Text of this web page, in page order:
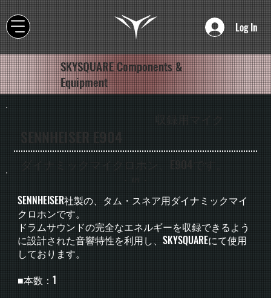
Log In
SKYSQUARE Components &
Equipment
- API -
SENNHEISER社製の、タム・スネア用ダイナミックマイ
クロホンです。
ドラムサウンドの完全なエネルギーを収録できるよう
に設計された音響特性を利用し、SKYSQUAREにて使用
しております。
■本数：1
収録用マイク
SENNHEISER E904
ダイナミックマイクロホン、E904です。